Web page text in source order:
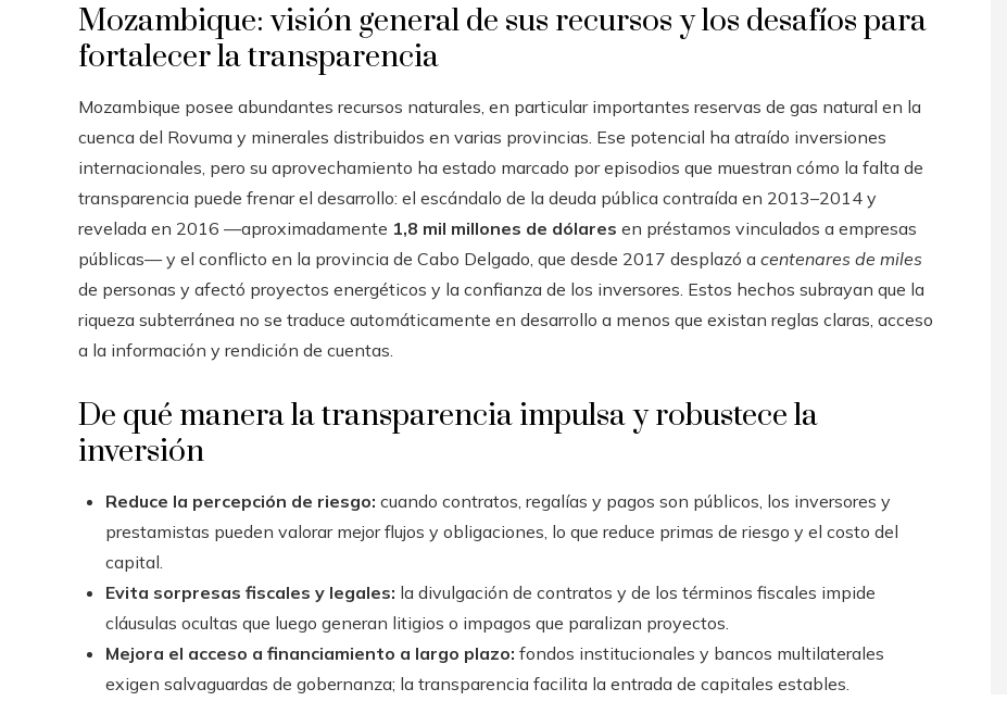
Mozambique: visión general de sus recursos y los desafíos para
fortalecer la transparencia
Mozambique posee abundantes recursos naturales, en particular importantes reservas de gas natural en la
cuenca del Rovuma y minerales distribuidos en varias provincias. Ese potencial ha atraído inversiones
internacionales, pero su aprovechamiento ha estado marcado por episodios que muestran cómo la falta de
transparencia puede frenar el desarrollo: el escándalo de la deuda pública contraída en 2013–2014 y
revelada en 2016 —aproximadamente 1,8 mil millones de dólares en préstamos vinculados a empresas
públicas— y el conflicto en la provincia de Cabo Delgado, que desde 2017 desplazó a centenares de miles
de personas y afectó proyectos energéticos y la confianza de los inversores. Estos hechos subrayan que la
riqueza subterránea no se traduce automáticamente en desarrollo a menos que existan reglas claras, acceso
a la información y rendición de cuentas.
De qué manera la transparencia impulsa y robustece la
inversión
Reduce la percepción de riesgo: cuando contratos, regalías y pagos son públicos, los inversores y
prestamistas pueden valorar mejor flujos y obligaciones, lo que reduce primas de riesgo y el costo del
capital.
Evita sorpresas fiscales y legales: la divulgación de contratos y de los términos fiscales impide
cláusulas ocultas que luego generan litigios o impagos que paralizan proyectos.
Mejora el acceso a financiamiento a largo plazo: fondos institucionales y bancos multilaterales
exigen salvaguardas de gobernanza; la transparencia facilita la entrada de capitales estables.